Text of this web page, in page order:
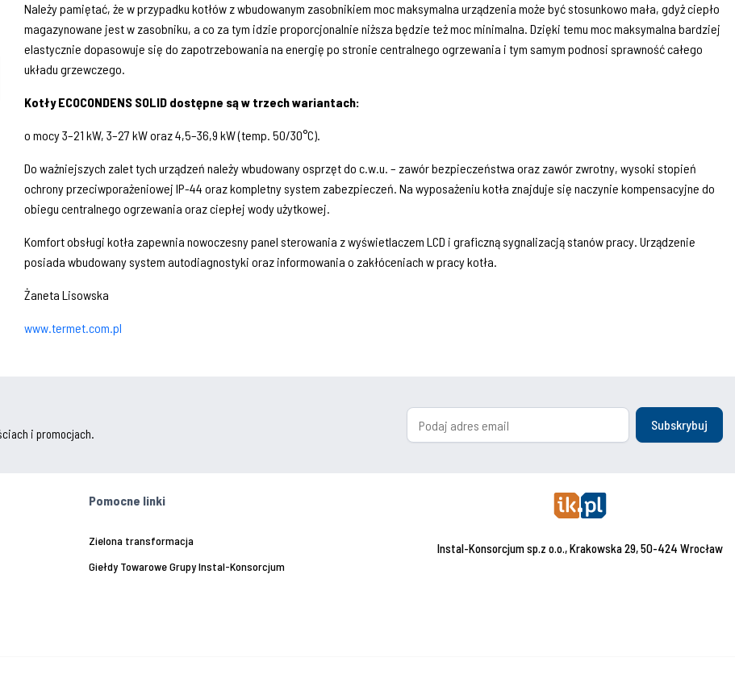
Należy pamiętać, że w przypadku kotłów z wbudowanym zasobnikiem moc maksymalna urządzenia może być stosunkowo mała, gdyż ciepło
magazynowane jest w zasobniku, a co za tym idzie proporcjonalnie niższa będzie też moc minimalna. Dzięki temu moc maksymalna bardziej
elastycznie dopasowuje się do zapotrzebowania na energię po stronie centralnego ogrzewania i tym samym podnosi sprawność całego
układu grzewczego.
Kotły ECOCONDENS SOLID dostępne są w trzech wariantach:
o mocy 3–21 kW, 3–27 kW oraz 4,5–36,9 kW (temp. 50/30°C).
Do ważniejszych zalet tych urządzeń należy wbudowany osprzęt do c.w.u. – zawór bezpieczeństwa oraz zawór zwrotny, wysoki stopień
ochrony przeciwporażeniowej IP-44 oraz kompletny system zabezpieczeń. Na wyposażeniu kotła znajduje się naczynie kompensacyjne do
obiegu centralnego ogrzewania oraz ciepłej wody użytkowej.
Komfort obsługi kotła zapewnia nowoczesny panel sterowania z wyświetlaczem LCD i graficzną sygnalizacją stanów pracy. Urządzenie
posiada wbudowany system autodiagnostyki oraz informowania o zakłóceniach w pracy kotła.
Żaneta Lisowska
www.termet.com.pl
i promocjach.
Subskrybuj
Pomocne linki
Zielona transformacja
Giełdy Towarowe Grupy Instal-Konsorcjum
Instal-Konsorcjum sp.z o.o., Krakowska 29, 50-424 Wrocław